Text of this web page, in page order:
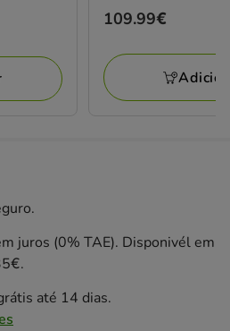
Preço
109.99€
juros (0% TAE). Disponivél em
até 14 dias.